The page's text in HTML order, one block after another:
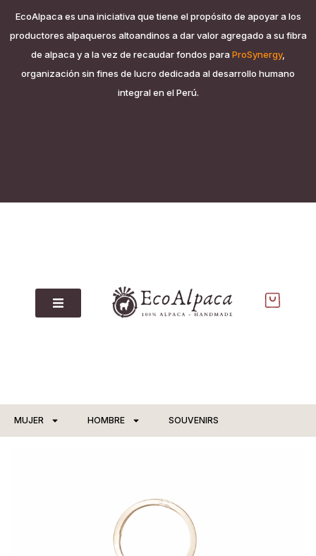
EcoAlpaca es una iniciativa que tiene el propósito de apoyar a los
productores alpaqueros altoandinos a dar valor agregado a su fibra
de alpaca y a la vez de recaudar fondos para ProSynergy,
organización sin fines de lucro dedicada al desarrollo humano
integral en el Perú.
MUJER HOMBRE SOUVENIRS